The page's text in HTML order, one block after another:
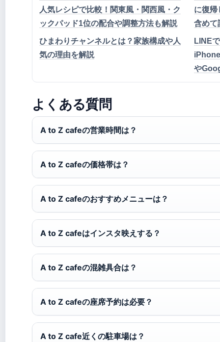
人気レシピで比較！関東風・関西風・ク
ックパッド1位の配合や調整方法も解説
に復帰
含めて
ひまわりチャンネルとは？家族構成や人
気の理由を解説
LINE
や
よくある質問
A to Z cafeの営業時間は？
A to Z cafeの価格帯は？
A to Z cafeのおすすめメニューは？
A to Z cafeはインスタ映えする？
A to Z cafeの混雑具合は？
A to Z cafeの座席予約は必要？
A to Z cafe近くの駐車場は？